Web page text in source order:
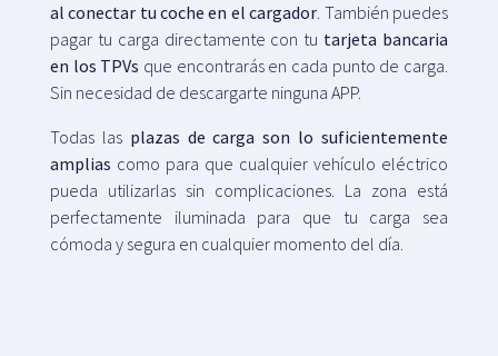
al conectar tu coche en el cargador. También puedes
pagar tu carga directamente con tu tarjeta bancaria
en los TPVs que encontrarás en cada punto de carga.
Sin necesidad de descargarte ninguna APP.
Todas las plazas de carga son lo suficientemente
amplias como para que cualquier vehículo eléctrico
pueda utilizarlas sin complicaciones. La zona está
perfectamente iluminada para que tu carga sea
cómoda y segura en cualquier momento del día.